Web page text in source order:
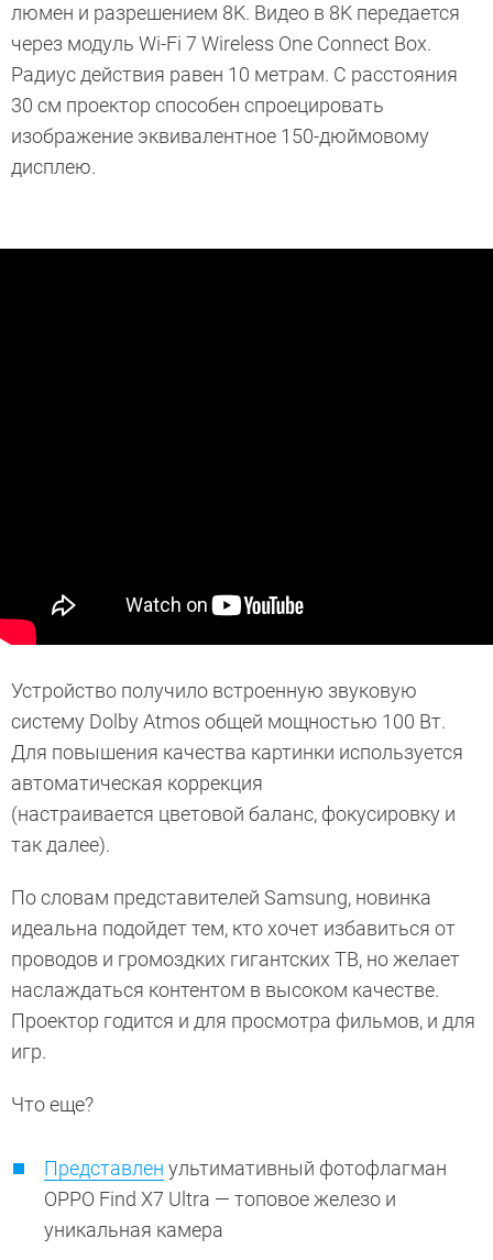
люмен и разрешением 8K. Видео в 8K передается
через модуль Wi-Fi 7 Wireless One Connect Box.
Радиус действия равен 10 метрам. С расстояния
30 см проектор способен спроецировать
изображение эквивалентное 150-дюймовому
дисплею.
Устройство получило встроенную звуковую
систему Dolby Atmos общей мощностью 100 Вт.
Для повышения качества картинки используется
автоматическая коррекция
(настраивается цветовой баланс, фокусировку и
так далее).
По словам представителей Samsung, новинка
идеальна подойдет тем, кто хочет избавиться от
проводов и громоздких гигантских ТВ, но желает
наслаждаться контентом в высоком качестве.
Проектор годится и для просмотра фильмов, и для
игр.
Что еще?
Представлен ультимативный фотофлагман
OPPO Find X7 Ultra — топовое железо и
уникальная камера